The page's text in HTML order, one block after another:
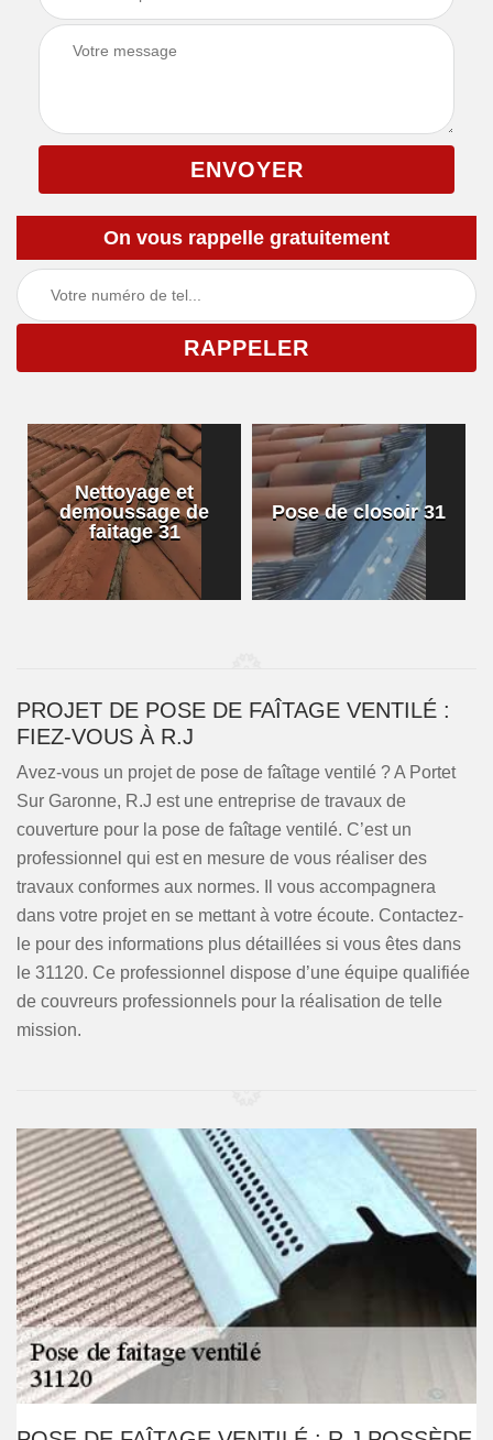
On vous rappelle gratuitement
Nettoyage et
demoussage de
faitage 31
Pose de closoir 31
PROJET DE POSE DE FAÎTAGE VENTILÉ :
FIEZ-VOUS À R.J
Avez-vous un projet de pose de faîtage ventilé ? A Portet
Sur Garonne, R.J est une entreprise de travaux de
couverture pour la pose de faîtage ventilé. C’est un
professionnel qui est en mesure de vous réaliser des
travaux conformes aux normes. Il vous accompagnera
dans votre projet en se mettant à votre écoute. Contactez-
le pour des informations plus détaillées si vous êtes dans
le 31120. Ce professionnel dispose d’une équipe qualifiée
de couvreurs professionnels pour la réalisation de telle
mission.